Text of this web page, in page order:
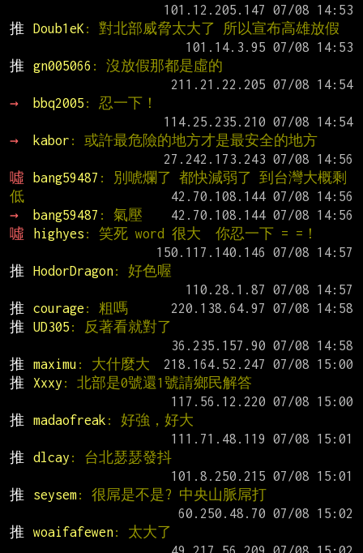
推
Doub1eK : 對北部威脅太大了 所以宣布高雄放假
推
gn005066 : 沒放假那都是虛的
→
bbq2005 : 忍一下！
→
kabor : 或許最危險的地方才是最安全的地方
噓
bang59487 : 別唬爛了 都快減弱了 到台灣大概剩
低
→
bang59487 : 氣壓
噓
highyes : 笑死 word 很大  你忍一下 = =！
推
HodorDragon: 好色喔
推
courage : 粗嗎
推
UD305 : 反著看就對了
推
maximu : 大什麼大
推
Xxxy : 北部是0號還1號請鄉民解答
推
madaofreak : 好強，好大
推
dlcay : 台北瑟瑟發抖
推
seysem: 很屌是不是? 中央山脈屌打
推
woaifafewen: 太大了